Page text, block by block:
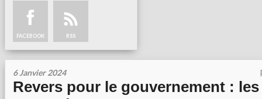
FACEBOOK RSS
6 Janvier 2024
Revers pour le gouvernement : les